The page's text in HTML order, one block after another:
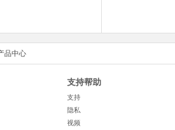
品中心
支持帮助
支持
隐私
视频